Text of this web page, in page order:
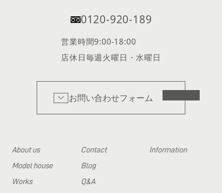
0120-920-189
営業時間9:00-18:00
店休日毎週火曜日・水曜日
お問い合わせフォーム
About us
Model house
Works
Contact
Blog
Q&A
Information